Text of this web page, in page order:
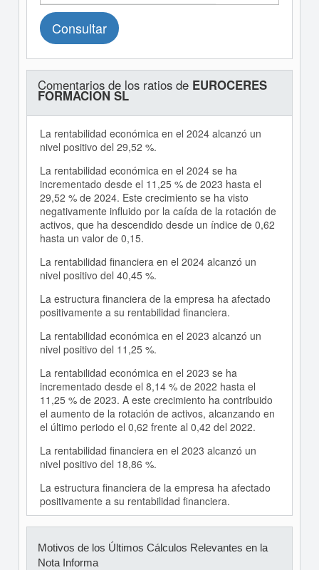
Consultar
Comentarios de los ratios de EUROCERES
FORMACION SL
La rentabilidad económica en el 2024 alcanzó un
nivel positivo del 29,52 %.
La rentabilidad económica en el 2024 se ha
incrementado desde el 11,25 % de 2023 hasta el
29,52 % de 2024. Este crecimiento se ha visto
negativamente influido por la caída de la rotación de
activos, que ha descendido desde un índice de 0,62
hasta un valor de 0,15.
La rentabilidad financiera en el 2024 alcanzó un
nivel positivo del 40,45 %.
La estructura financiera de la empresa ha afectado
positivamente a su rentabilidad financiera.
La rentabilidad económica en el 2023 alcanzó un
nivel positivo del 11,25 %.
La rentabilidad económica en el 2023 se ha
incrementado desde el 8,14 % de 2022 hasta el
11,25 % de 2023. A este crecimiento ha contribuido
el aumento de la rotación de activos, alcanzando en
el último periodo el 0,62 frente al 0,42 del 2022.
La rentabilidad financiera en el 2023 alcanzó un
nivel positivo del 18,86 %.
La estructura financiera de la empresa ha afectado
positivamente a su rentabilidad financiera.
Motivos de los Últimos Cálculos Relevantes en la
Nota Informa